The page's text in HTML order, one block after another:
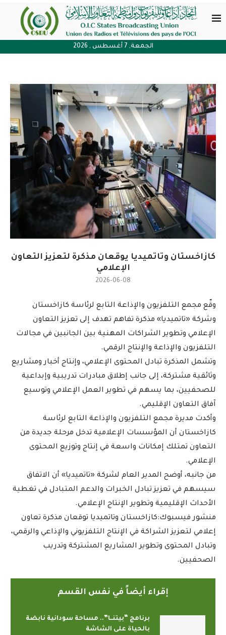
الجمعة, 7 أغسطس , 2026
كازاخستان وتاتميديا يوقعان مذكرة لتعزيز التعاون
الإعلامي
2026-06-08
وقّع مجمع التلفزيون والإذاعة التابع لرئاسة كازاخستان
وشركة «تاتميديا» مذكرة تفاهم تهدف إلى تعزيز التعاون
الإعلامي وتطوير الشراكات المهنية بين الجانبين في مجالات
التلفزيون والإذاعة والإنتاج الرقمي.
وتشمل المذكرة تبادل المحتوى الإعلامي، وإنتاج أخبار ومشاريع
وثائقية مشتركة، إلى جانب إطلاق مبادرات تدريبية وإبداعية
للصحفيين، بما يسهم في تطوير العمل الإعلامي وتوسيع
آفاق التعاون الإقليمي.
وأكدت مديرة مجمع التلفزيون والإذاعة التابع لرئاسة
كازاخستان أن المؤسسات الإعلامية تدخل مرحلة جديدة من
التعاون تمتلك إمكانات واسعة في إنتاج وتوزيع المحتوى
الإعلامي.
من جانبه، أوضح المدير العام لشركة «تاتميديا» أن الاتفاق
سيسهم في تعزيز تبادل الخبرات والدعم المتبادل في تغطية
الأحداث الإقليمية وتطوير الإنتاج الإعلامي.
منشور فيسبوك:كازاخستان وتاتميديا توقعان مذكرة تعاون
إعلامي لتعزيز الشراكة في الإنتاج التلفزيوني والإذاعي والرقمي،
وتبادل المحتوى وتطوير المشاريع المشتركة وتدريب
الصحفيين.
إقراء أيضاً في نفس القسم
برنامج “بيتنــا”.. مساحة سودانية نابضة
بالحياة على الشاشة